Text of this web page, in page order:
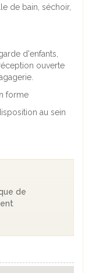
de bain, séchoir,
d'enfants,
éception ouverte
forme
au sein
de